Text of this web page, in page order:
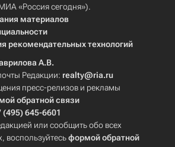
«Россия сегодня»).
материалов
рекомендательных технологий
А.В.
Редакции: realty@ria.ru
пресс-релизов и рекламы
обратной связи
(495) 645-6601
или сообщить обо всех
воспользуйтесьформой обратной